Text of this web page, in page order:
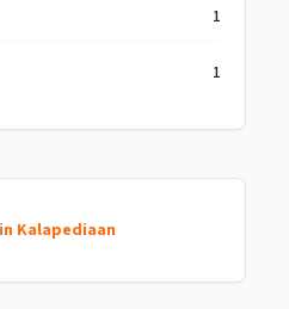
1
1
Kalapediaan